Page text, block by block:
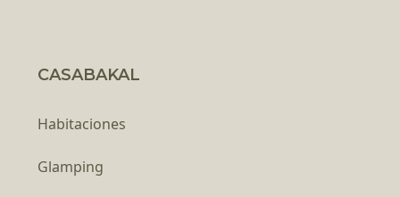
CASABAKAL
Habitaciones
Glamping